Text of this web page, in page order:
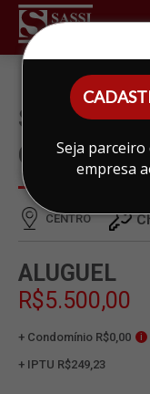
Seja parceiro
empresa
SALÃO
CENTRO,
CENTRO
ALUGUEL
R$5.500,00
+ Condomínio R$0,00 i
+ IPTU R$249,23